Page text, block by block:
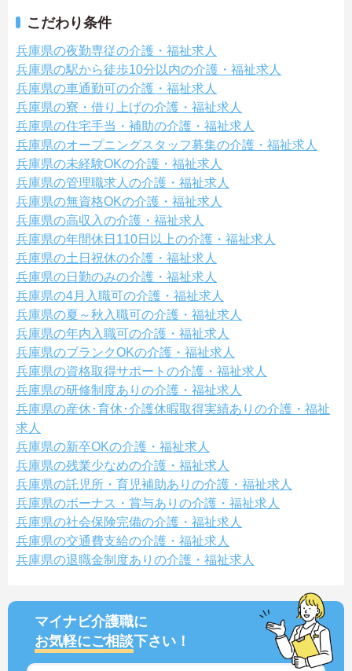
こだわり条件
兵庫県の夜勤専従の介護・福祉求人
兵庫県の駅から徒歩10分以内の介護・福祉求人
兵庫県の車通勤可の介護・福祉求人
兵庫県の寮・借り上げの介護・福祉求人
兵庫県の住宅手当・補助の介護・福祉求人
兵庫県のオープニングスタッフ募集の介護・福祉求人
兵庫県の未経験OKの介護・福祉求人
兵庫県の管理職求人の介護・福祉求人
兵庫県の無資格OKの介護・福祉求人
兵庫県の高収入の介護・福祉求人
兵庫県の年間休日110日以上の介護・福祉求人
兵庫県の土日祝休の介護・福祉求人
兵庫県の日勤のみの介護・福祉求人
兵庫県の4月入職可の介護・福祉求人
兵庫県の夏～秋入職可の介護・福祉求人
兵庫県の年内入職可の介護・福祉求人
兵庫県のブランクOKの介護・福祉求人
兵庫県の資格取得サポートの介護・福祉求人
兵庫県の研修制度ありの介護・福祉求人
兵庫県の産休･育休･介護休暇取得実績ありの介護・福祉
求人
兵庫県の新卒OKの介護・福祉求人
兵庫県の残業少なめの介護・福祉求人
兵庫県の託児所・育児補助ありの介護・福祉求人
兵庫県のボーナス・賞与ありの介護・福祉求人
兵庫県の社会保険完備の介護・福祉求人
兵庫県の交通費支給の介護・福祉求人
兵庫県の退職金制度ありの介護・福祉求人
マイナビ介護職に
お気軽にご相談下さい！